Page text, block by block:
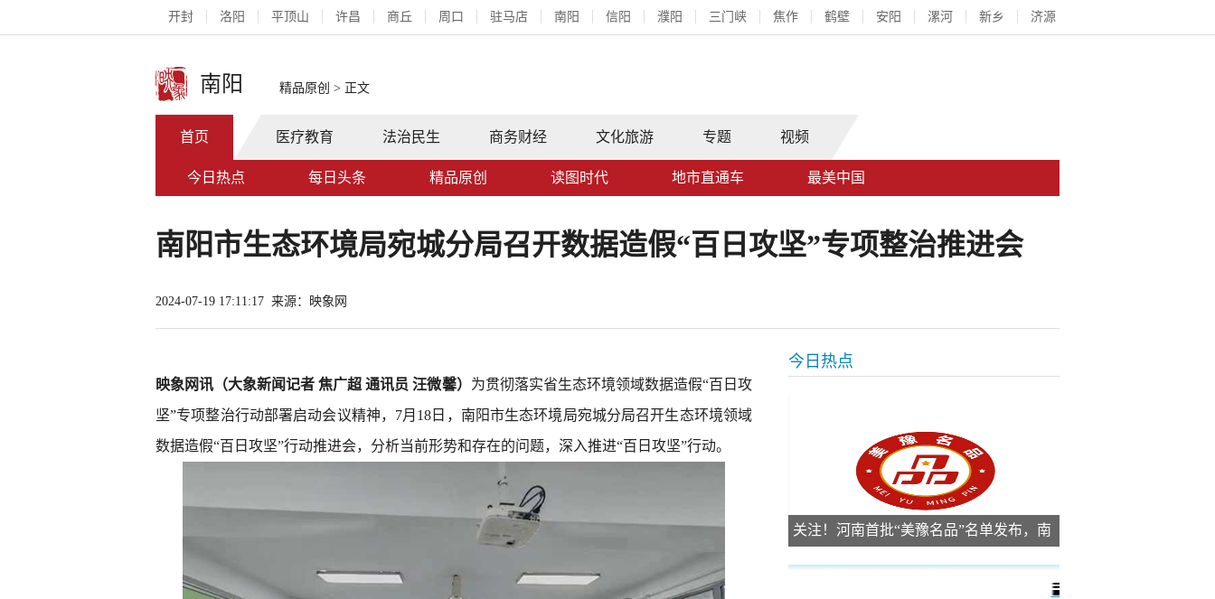
开封 洛阳 平顶山 许昌 商丘 周口 驻马店 南阳 信阳 濮阳 三门峡 焦作 鹤壁 安阳 漯河 新乡 济源
南阳 精品原创 > 正文
首页 医疗教育 法治民生 商务财经 文化旅游 专题 视频
今日热点 每日头条 精品原创 读图时代 地市直通车 最美中国
南阳市生态环境局宛城分局召开数据造假“百日攻坚”专项整治推进会
2024-07-19 17:11:17 来源：映象网
映象网讯（大象新闻记者 焦广超 通讯员 汪微馨） 为贯彻落实省生态环境领域数据造假“百日攻
坚”专项整治行动部署启动会议精神，7月18日，南阳市生态环境局宛城分局召开生态环境领域
数据造假“百日攻坚”行动推进会，分析当前形势和存在的问题，深入推进“百日攻坚”行动。
今日热点
关注！河南首批“美豫名品”名单发布，南